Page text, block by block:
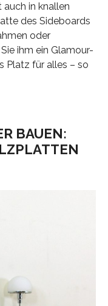
auch in knallen
des Sideboards
oder
ihm ein Glamour-
Platz für alles – so
BAUEN: